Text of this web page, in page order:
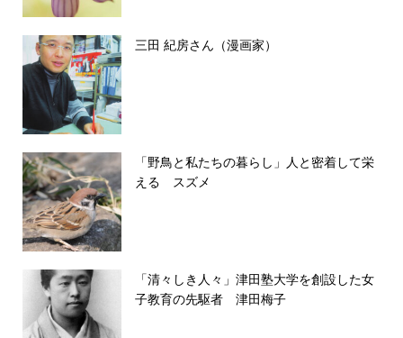
三田 紀房さん（漫画家）
「野鳥と私たちの暮らし」人と密着して栄
える スズメ
「清々しき人々」津田塾大学を創設した女
子教育の先駆者 津田梅子